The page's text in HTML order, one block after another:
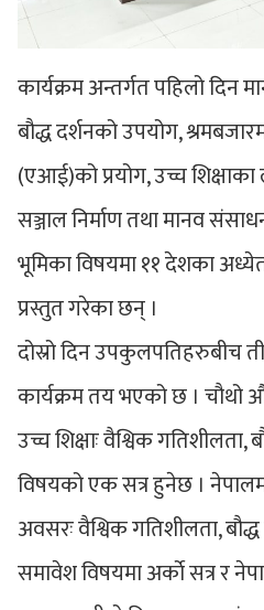
कार्यक्रम अन्तर्गत पहिलो दिन
बौद्ध दर्शनको उपयोग,
(एआई)को प्रयोग, उच्च शिक्षाका
सञ्जाल निर्माण तथा मानव
भूमिका विषयमा ११ देशका
प्रस्तुत गरेका छन् ।
दोस्रो दिन उपकुलपतिहरुबीच
कार्यक्रम तय भएको छ । चौथो
उच्च शिक्षाः वैश्विक गतिशीलता,
विषयको एक सत्र हुनेछ ।
अवसरः वैश्विक गतिशीलता,
समावेश विषयमा अर्काे सत्र र